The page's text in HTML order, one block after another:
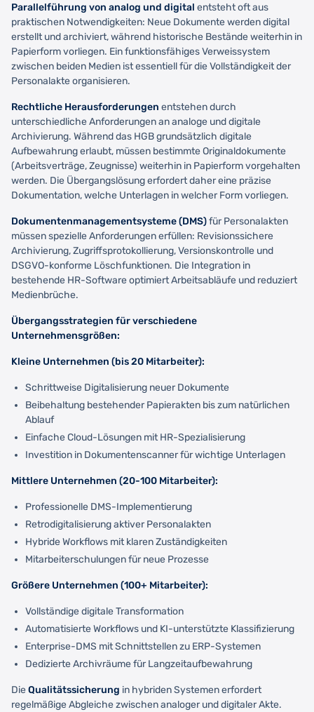
Parallelführung von analog und digital entsteht oft aus
praktischen Notwendigkeiten: Neue Dokumente werden digital
erstellt und archiviert, während historische Bestände weiterhin in
Papierform vorliegen. Ein funktionsfähiges Verweissystem
zwischen beiden Medien ist essentiell für die Vollständigkeit der
Personalakte organisieren.
Rechtliche Herausforderungen entstehen durch
unterschiedliche Anforderungen an analoge und digitale
Archivierung. Während das HGB grundsätzlich digitale
Aufbewahrung erlaubt, müssen bestimmte Originaldokumente
(Arbeitsverträge, Zeugnisse) weiterhin in Papierform vorgehalten
werden. Die Übergangslösung erfordert daher eine präzise
Dokumentation, welche Unterlagen in welcher Form vorliegen.
Dokumentenmanagementsysteme (DMS)für Personalakten
müssen spezielle Anforderungen erfüllen: Revisionssichere
Archivierung, Zugriffsprotokollierung, Versionskontrolle und
DSGVO-konforme Löschfunktionen. Die Integration in
bestehende HR-Software optimiert Arbeitsabläufe und reduziert
Medienbrüche.
Übergangsstrategien für verschiedene
Unternehmensgrößen:
Kleine Unternehmen (bis 20 Mitarbeiter):
Schrittweise Digitalisierung neuer Dokumente
Beibehaltung bestehender Papierakten bis zum natürlichen
Ablauf
Einfache Cloud-Lösungen mit HR-Spezialisierung
Investition in Dokumentenscanner für wichtige Unterlagen
Mittlere Unternehmen (20-100 Mitarbeiter):
Professionelle DMS-Implementierung
Retrodigitalisierung aktiver Personalakten
Hybride Workflows mit klaren Zuständigkeiten
Mitarbeiterschulungen für neue Prozesse
Größere Unternehmen (100+ Mitarbeiter):
Vollständige digitale Transformation
Automatisierte Workflows und KI-unterstützte Klassifizierung
Enterprise-DMS mit Schnittstellen zu ERP-Systemen
Dedizierte Archivräume für Langzeitaufbewahrung
DieQualitätssicherung in hybriden Systemen erfordert
regelmäßige Abgleiche zwischen analoger und digitaler Akte.